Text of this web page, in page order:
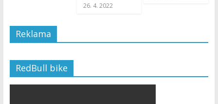
26. 4. 2022
Reklama
RedBull bike